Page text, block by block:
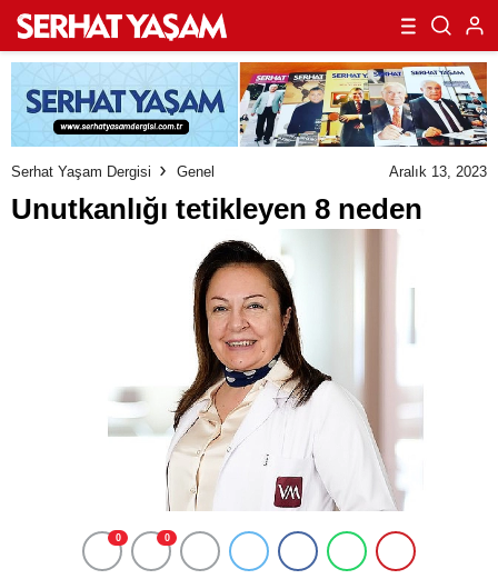
Serhat Yaşam Dergisi Genel Aralık 13, 2023
Unutkanlığı tetikleyen 8 neden
0 0